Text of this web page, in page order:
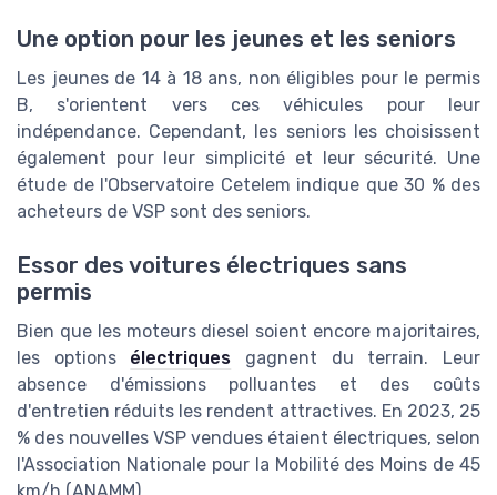
Une option pour les jeunes et les seniors
Les jeunes de 14 à 18 ans, non éligibles pour le permis
B, s'orientent vers ces véhicules pour leur
indépendance. Cependant, les seniors les choisissent
également pour leur simplicité et leur sécurité. Une
étude de l'Observatoire Cetelem indique que 30 % des
acheteurs de VSP sont des seniors.
Essor des voitures électriques sans
permis
Bien que les moteurs diesel soient encore majoritaires,
les options électriques gagnent du terrain. Leur
absence d'émissions polluantes et des coûts
d'entretien réduits les rendent attractives. En 2023, 25
% des nouvelles VSP vendues étaient électriques, selon
l'Association Nationale pour la Mobilité des Moins de 45